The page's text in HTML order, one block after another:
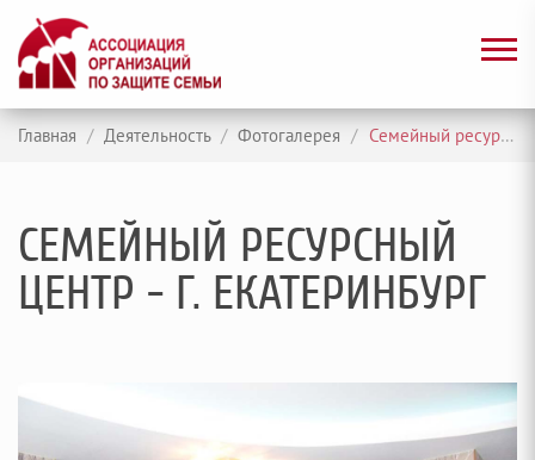
Главная / Деятельность / Фотогалерея / Семейный ресурсный центр - г. Екатеринбург
СЕМЕЙНЫЙ РЕСУРСНЫЙ
ЦЕНТР - Г. ЕКАТЕРИНБУРГ